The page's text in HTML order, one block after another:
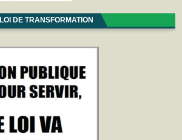
LOI DE TRANSFORMATION